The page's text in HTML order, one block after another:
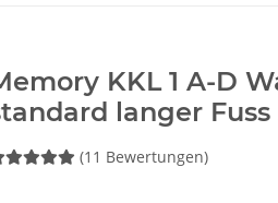
KKL 1 A-D
langer Fuss
(11 Bewertungen)